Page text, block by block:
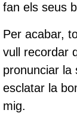
fan els seus
Per acabar,
vull recordar
pronunciar la
esclatar la
mig.